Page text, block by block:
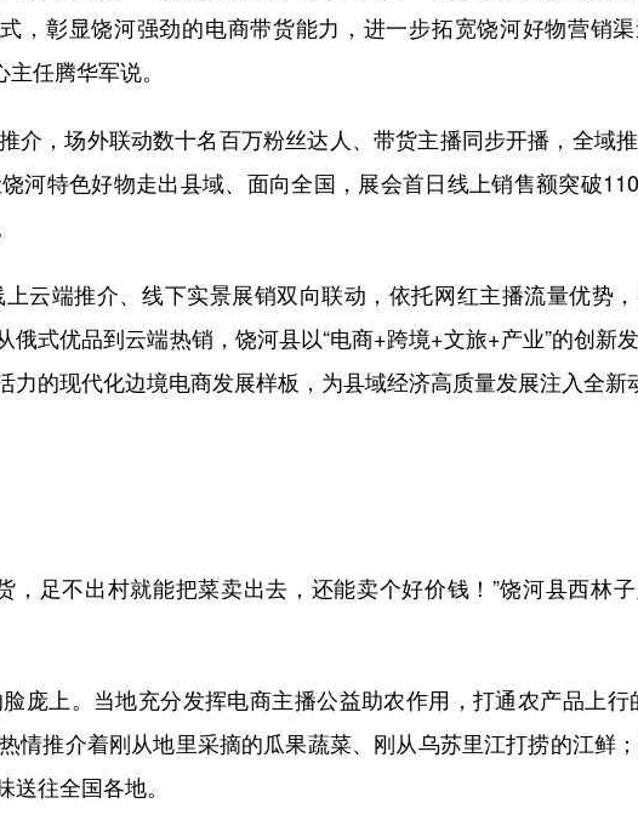
，彰显饶河强劲的电商带货能力，进一步拓宽饶河好物营销
任腾华军说。
，场外联动数十名百万粉丝达人、带货主播同步开播，全域
河特色好物走出县域、面向全国，展会首日线上销售额突破
端推介、线下实景展销双向联动，依托网红主播流量优势
式优品到云端热销，饶河县以“电商+跨境+文旅+产业”的创新
的现代化边境电商发展样板，为县域经济高质量发展注入全新
足不出村就能把菜卖出去，还能卖个好价钱！”饶河县西林
上。当地充分发挥电商主播公益助农作用，打通农产品上行
情推介着刚从地里采摘的瓜果蔬菜、刚从乌苏里江打捞的江鲜
往全国各地。